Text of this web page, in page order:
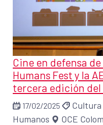
Cine en defensa
Humans Fest y la
tercera edición del
17/02/2025 Cultura
Humanos
OCE